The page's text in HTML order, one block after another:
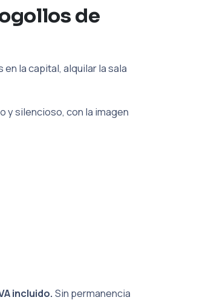
de
la capital, alquilar la sala
y silencioso, con la imagen
incluido. Sin permanencia